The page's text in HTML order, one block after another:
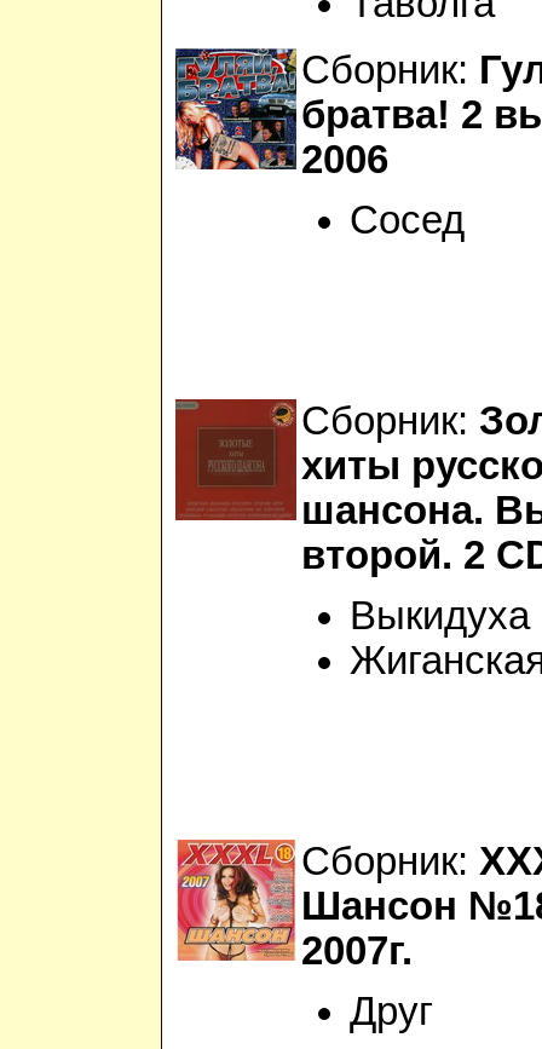
Сборник:
братва! 2
2006
Сосед
Сборник:
хиты
шансона.
второй. 2
Выкидуха
Сборник:
Шансон
2007г.
Друг